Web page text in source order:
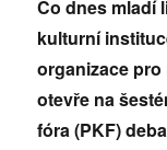
Co dnes mladí
kulturní
organizace
otevře na šesté
fóra (PKF)